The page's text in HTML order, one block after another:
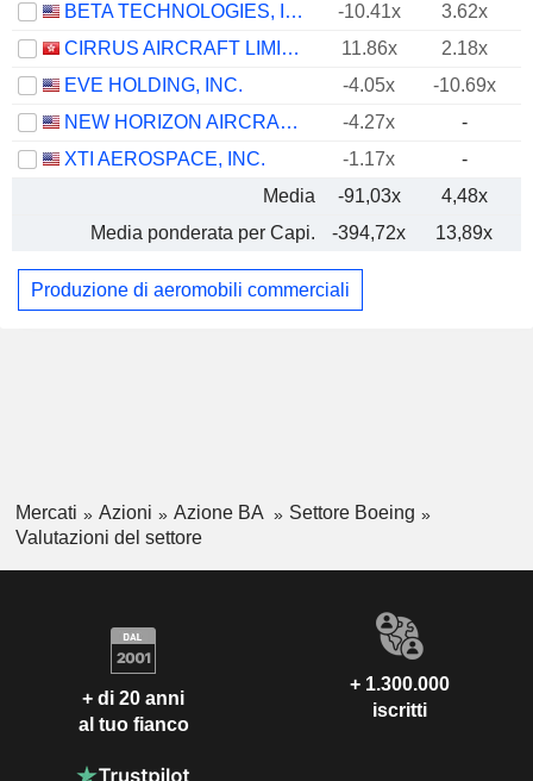
BETA TECHNOLOGIES, INC.
-10.41x
3.62x
CIRRUS AIRCRAFT LIMITED
11.86x
2.18x
EVE HOLDING, INC.
-4.05x
-10.69x
NEW HORIZON AIRCRAFT LTD.
-4.27x
-
XTI AEROSPACE, INC.
-1.17x
-
Media
-91,03x
4,48x
Media ponderata per Capi.
-394,72x 13,89x
Produzione di aeromobili commerciali
Mercati Azioni Azione BA
Settore Boeing
Valutazioni del settore
+ di 20 anni
al tuo fianco
+ 1.300.000
iscritti